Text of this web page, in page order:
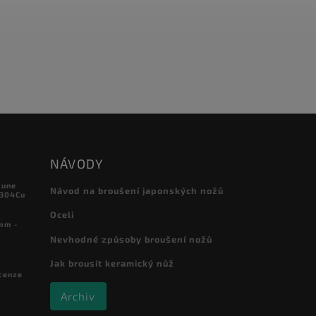
-
NÁVODY
Návod na broušení japonských nožů
Oceli
Nevhodné způsoby broušení nožů
Jak brousit keramický nůž
Archiv